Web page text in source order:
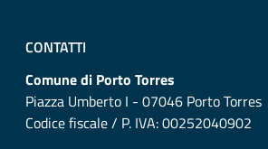
CONTATTI
Comune di Porto Torres
Piazza Umberto I - 07046 Porto Torres
Codice fiscale / P. IVA: 00252040902